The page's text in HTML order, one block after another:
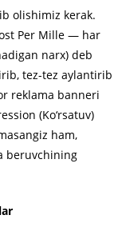
olishimiz kerak.
Per Mille — har
narx) deb
tez-tez aylantirib
reklama banneri
(Ko‘rsatuv)
ham,
beruvchining